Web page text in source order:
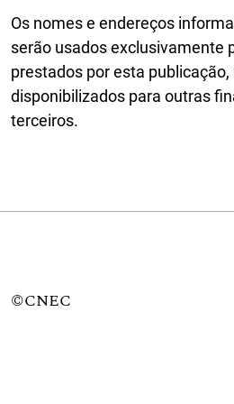
Os nomes e endereços
serão usados exclusivamente
prestados por esta publicação,
disponibilizados para outras
terceiros.
©CNEC